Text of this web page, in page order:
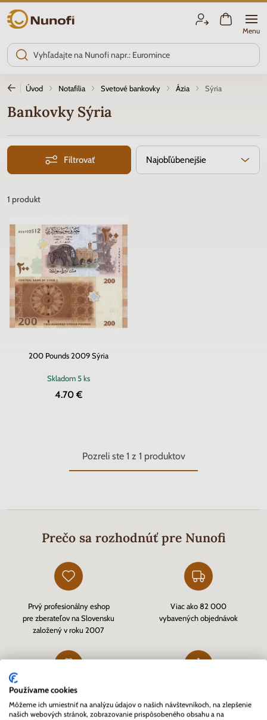
Nunofi.sk
Menu
Úvod Notafilia Svetové bankovky Ázia Sýria
Bankovky Sýria
Filtrovať Najobľúbenejšie
1 produkt
200 Pounds 2009 Sýria
Skladom 5 ks
4.70 €
Pozreli ste 1 z 1 produktov
Prečo sa rozhodnúť pre Nunofi
Prvý profesionálny eshop
pre zberateľov na Slovensku
založený v roku 2007
Viac ako 82 000
vybavených objednávok
Zákazníkmi overený eshop
cezHeureka.sk
a kvalitný zákaznícky servis
Používame cookies
Môžeme ich umiestniť na analýzu údajov o našich návštevníkoch, na zlepšenie
našich webových stránok, zobrazovanie prispôsobeného obsahu a na